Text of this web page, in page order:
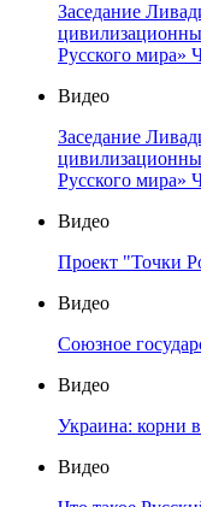
Заседание
Русского мира»
Видео
Заседание
Русского мира»
Видео
Проект "Точки
Видео
Союзное
Видео
Украина: корни
Видео